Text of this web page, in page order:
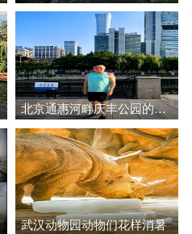
北京通惠河畔庆丰公园的早上，6:30，摄氏28度，比海南博鳌温度还要高
武汉动物园动物们花样消暑